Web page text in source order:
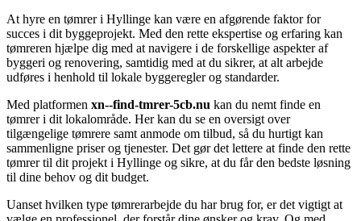
At hyre en tømrer i Hyllinge kan være en afgørende faktor for
succes i dit byggeprojekt. Med den rette ekspertise og erfaring kan
tømreren hjælpe dig med at navigere i de forskellige aspekter af
byggeri og renovering, samtidig med at du sikrer, at alt arbejde
udføres i henhold til lokale byggeregler og standarder.
Med platformen xn--find-tmrer-5cb.nu kan du nemt finde en
tømrer i dit lokalområde. Her kan du se en oversigt over
tilgængelige tømrere samt anmode om tilbud, så du hurtigt kan
sammenligne priser og tjenester. Det gør det lettere at finde den rette
tømrer til dit projekt i Hyllinge og sikre, at du får den bedste løsning
til dine behov og dit budget.
Uanset hvilken type tømrerarbejde du har brug for, er det vigtigt at